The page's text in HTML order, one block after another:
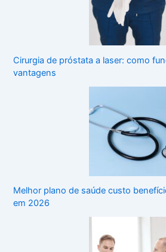
Cirurgia de próstata a laser: como
vantagens
Melhor plano de saúde custo
em 2026